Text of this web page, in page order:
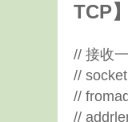
TCP
// 接收
//
//
//